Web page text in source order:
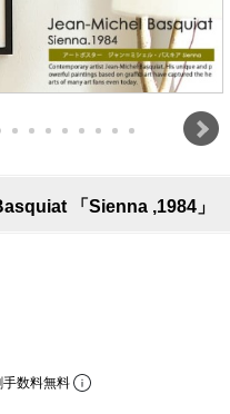
「Sienna ,1984」
数料無料